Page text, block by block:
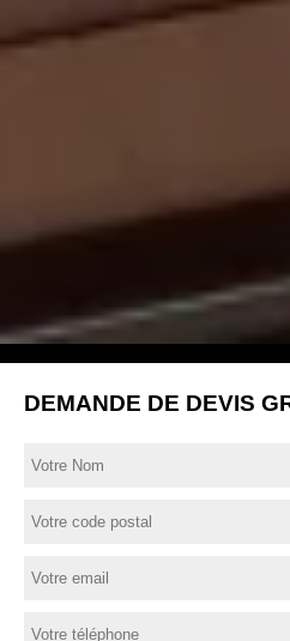
DEMANDE DE DEVIS